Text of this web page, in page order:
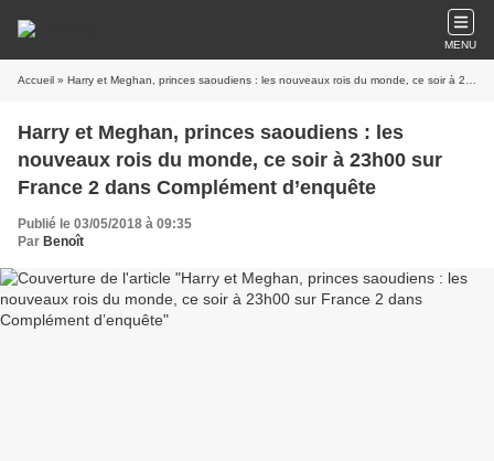
MENU
Accueil » Harry et Meghan, princes saoudiens : les nouveaux rois du monde, ce soir à 23h00 sur France 2 dans Complément d’enquête
Harry et Meghan, princes saoudiens : les
nouveaux rois du monde, ce soir à 23h00 sur
France 2 dans Complément d’enquête
Publié le 03/05/2018 à 09:35
Par Benoît